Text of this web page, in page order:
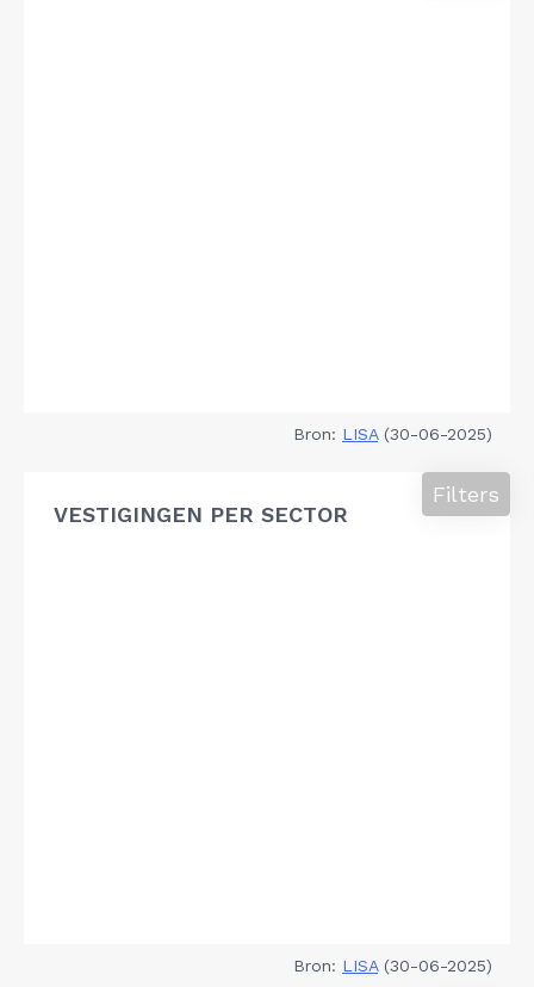
Bron: LISA(30-06-2025)
VESTIGINGEN PER SECTOR
Filters
Bron: LISA(30-06-2025)